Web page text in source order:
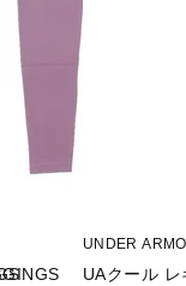
UNDER
UAクール レ